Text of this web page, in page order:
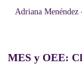
Adriana
MES y OEE: